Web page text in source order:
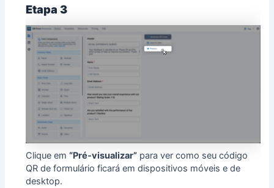
Etapa 3
Clique em“Pré‑visualizar” para ver como seu código
QR de formulário ficará em dispositivos móveis e de
desktop.